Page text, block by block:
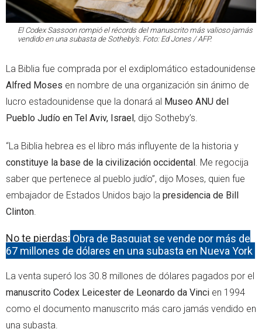
El Codex Sassoon rompió el récords del manuscrito más valioso jamás
vendido en una subasta de Sotheby’s. Foto: Ed Jones / AFP.
La Biblia fue comprada por el exdiplomático estadounidense
Alfred Moses en nombre de una organización sin ánimo de
lucro estadounidense que la donará al Museo ANU del
Pueblo Judío en Tel Aviv, Israel , dijo Sotheby’s.
“La Biblia hebrea es el libro más influyente de la historia y
constituye la base de la civilización occidental . Me regocija
saber que pertenece al pueblo judío”, dijo Moses, quien fue
embajador de Estados Unidos bajo la presidencia de Bill
Clinton.
No te pierdas: Obra de Basquiat se vende por más de
67 millones de dólares en una subasta en Nueva York
La venta superó los 30.8 millones de dólares pagados por el
manuscrito Codex Leicester de Leonardo da Vinci en 1994
como el documento manuscrito más caro jamás vendido en
una subasta.